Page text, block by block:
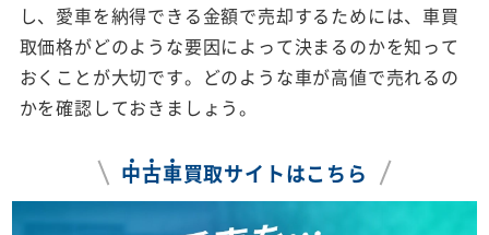
し、愛車を納得できる金額で売却するためには、車買
取価格がどのような要因によって決まるのかを知って
おくことが大切です。どのような車が高値で売れるの
かを確認しておきましょう。
中古車買取サイトはこちら